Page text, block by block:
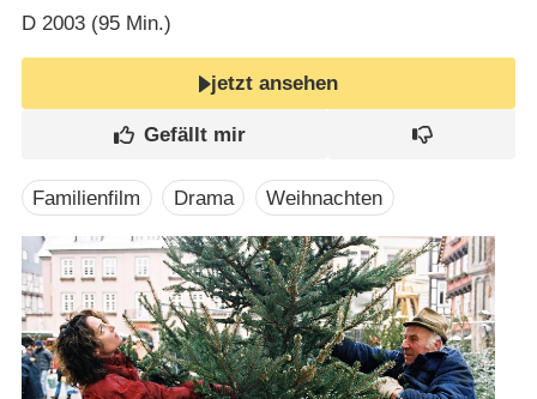
D2003 (95 Min.)
jetzt ansehen
Familienfilm Drama Weihnachten